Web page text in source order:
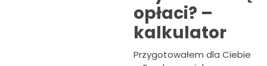
opłaci? –
kalkulator
Przygotowałem dla Ciebie